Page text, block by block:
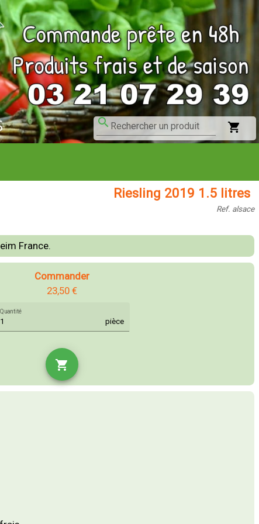
search Rechercher un produit shopping_cart
Riesling 2019 1.5 litres
Ref. alsace
France.
Commander
23,50 €
Quantité
pièce
shopping_cart